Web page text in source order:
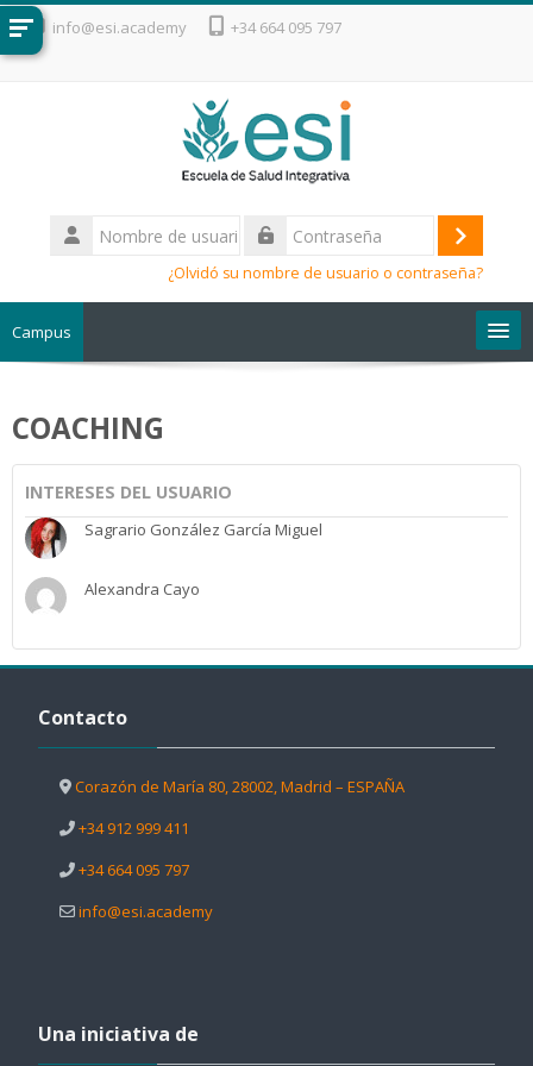
Salta al contenido principal
info@esi.academy +34 664 095 797
Nombre
de
Acceder
¿Olvidó su nombre de usuario o contraseña?
Campus
COACHING
INTERESES DEL USUARIO
Sagrario González García Miguel
Alexandra Cayo
Contacto
Corazón de María 80, 28002, Madrid – ESPAÑA
+34 912 999 411
+34 664 095 797
info@esi.academy
Una iniciativa de